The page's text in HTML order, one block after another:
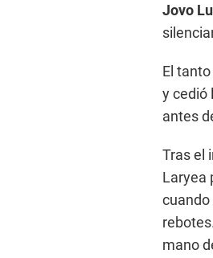
Jovo
El
y cedió
antes
Tras el
Laryea
cuando
mano